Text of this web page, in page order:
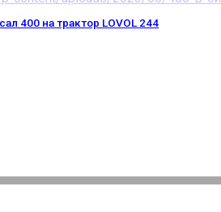
400 на трактор LOVOL 244